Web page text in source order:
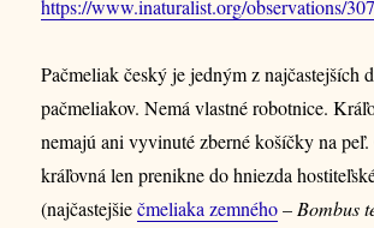
https://www.inaturalist.org/observations/
Pačmeliak český je jedným z najčastejších
pačmeliakov. Nemá vlastné robotnice.
nemajú ani vyvinuté zberné košíčky na
kráľovná len prenikne do hniezda
(najčastejšiečmeliaka zemného– Bombus